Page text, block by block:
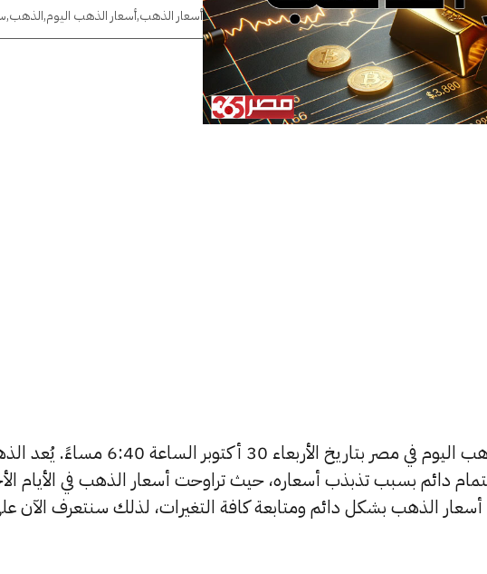
أسعار الذهب,أسعار الذهب اليوم,الذهب,
يبحث الكثيرون عن سعر الذهب اليوم في مصر بتاريخ الأربعاء 30 أكتوبر
دائم بسبب تذبذب أسعاره، حيث تراوحت أسعار الذهب في الأيام
مصر 365 بتغطية أسعار الذهب بشكل دائم ومتابعة كافة التغيرات، لذلك سنتعرف الآن